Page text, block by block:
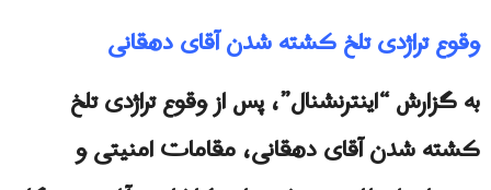
وقوع تراژدی تلخ کشته شدن آقای دهقانی
به گزارش “اینترنشنال”، پس از وقوع تراژدی تلخ
کشته شدن آقای دهقانی، مقامات امنیتی و